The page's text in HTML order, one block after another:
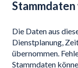
Die Daten aus
Dienstplanung,
übernommen.
Stammdaten